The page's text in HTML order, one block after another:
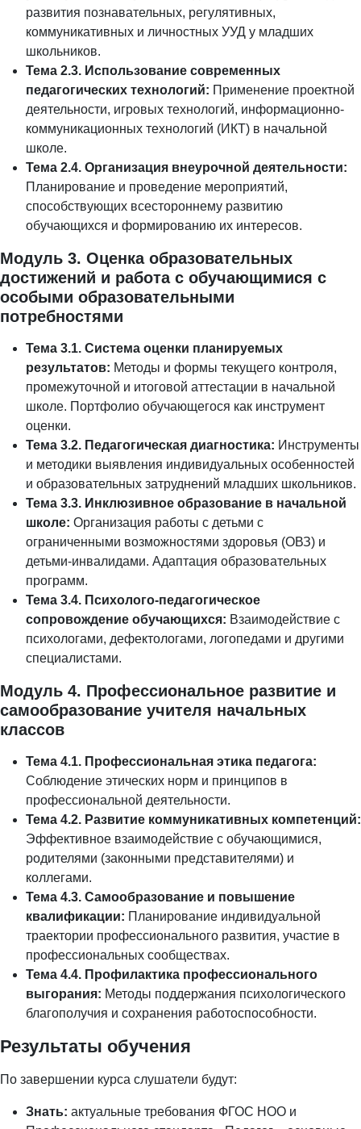
развития познавательных, регулятивных,
коммуникативных и личностных УУД у младших
школьников.
Тема 2.3. Использование современных
педагогических технологий: Применение проектной
деятельности, игровых технологий, информационно-
коммуникационных технологий (ИКТ) в начальной
школе.
Тема 2.4. Организация внеурочной деятельности:
Планирование и проведение мероприятий,
способствующих всестороннему развитию
обучающихся и формированию их интересов.
Модуль 3. Оценка образовательных
достижений и работа с обучающимися с
особыми образовательными
потребностями
Тема 3.1. Система оценки планируемых
результатов: Методы и формы текущего контроля,
промежуточной и итоговой аттестации в начальной
школе. Портфолио обучающегося как инструмент
оценки.
Тема 3.2. Педагогическая диагностика: Инструменты
и методики выявления индивидуальных особенностей
и образовательных затруднений младших школьников.
Тема 3.3. Инклюзивное образование в начальной
школе: Организация работы с детьми с
ограниченными возможностями здоровья (ОВЗ) и
детьми-инвалидами. Адаптация образовательных
программ.
Тема 3.4. Психолого-педагогическое
сопровождение обучающихся: Взаимодействие с
психологами, дефектологами, логопедами и другими
специалистами.
Модуль 4. Профессиональное развитие и
самообразование учителя начальных
классов
Тема 4.1. Профессиональная этика педагога:
Соблюдение этических норм и принципов в
профессиональной деятельности.
Тема 4.2. Развитие коммуникативных компетенций:
Эффективное взаимодействие с обучающимися,
родителями (законными представителями) и
коллегами.
Тема 4.3. Самообразование и повышение
квалификации: Планирование индивидуальной
траектории профессионального развития, участие в
профессиональных сообществах.
Тема 4.4. Профилактика профессионального
выгорания: Методы поддержания психологического
благополучия и сохранения работоспособности.
Результаты обучения
По завершении курса слушатели будут:
Знать: актуальные требования ФГОС НОО и